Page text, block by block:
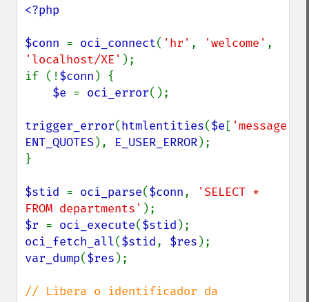
<?php
$conn = oci_connect( 'hr' , 'welcome'
'localhost/XE' );
if (!$conn ) {
$e = oci_error();
trigger_error(htmlentities($e [ 'message'
ENT_QUOTES), E_USER_ERROR);
}
$stid = oci_parse($conn,
'SELECT *
FROM departments'
$r = oci_execute($stid
oci_fetch_all($stid, $res
var_dump($res );
// Libera o identificador da